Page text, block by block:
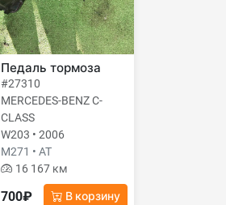
Педаль тормоза
#27310
MERCEDES-BENZ C-
CLASS
W203 • 2006
M271 • AT
16 167 км
700₽ В корзину